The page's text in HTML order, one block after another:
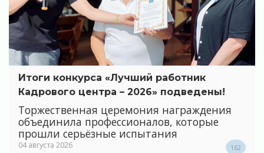
Итоги конкурса «Лучший работник
Кадрового центра – 2026» подведены!
Торжественная церемония награждения
объединила профессионалов, которые
прошли серьёзные испытания
04 августа 2026 162